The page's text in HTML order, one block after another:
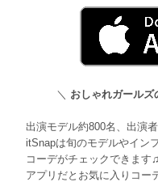
＼ おしゃれガール
出演モデル約800名、出演
itSnapは旬のモデルやイン
コーデがチェックできます♫
アプリだとお気に入りコー